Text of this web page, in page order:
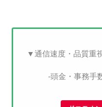
▼通信速度・品質重
-頭金・事務手